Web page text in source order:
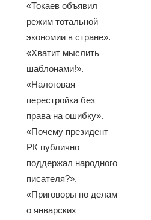
«Токаев объявил
режим тотальной
экономии в стране».
«Хватит мыслить
шаблонами!».
«Налоговая
перестройка без
права на ошибку».
«Почему президент
РК публично
поддержал народного
писателя?».
«Приговоры по делам
о январских